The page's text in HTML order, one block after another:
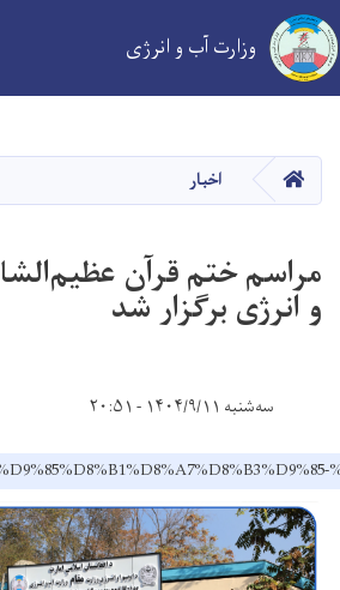
content
وزارت آب و انرژی
خانه اخبار
مراسم ختم قرآن
و انرژی برگزار شد
سه‌شنبه ۱۴۰۴/۹/۱۱ - ۲۰:۵۱